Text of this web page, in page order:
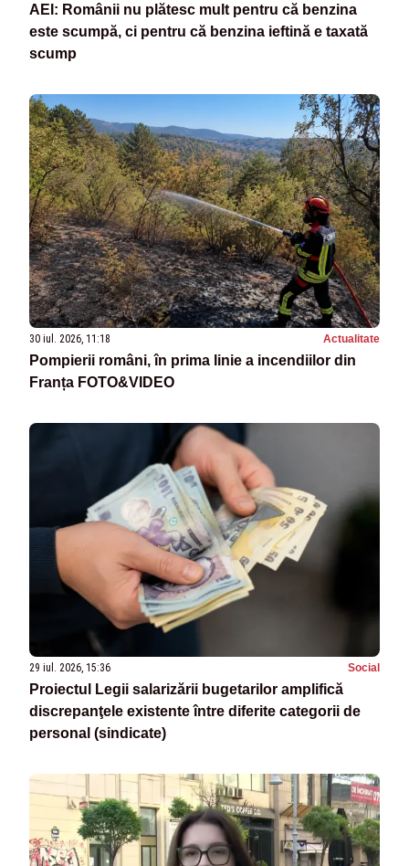
AEI: Românii nu plătesc mult pentru că benzina
este scumpă, ci pentru că benzina ieftină e taxată
scump
30 iul. 2026, 11:18 Actualitate
Pompierii români, în prima linie a incendiilor din
Franța FOTO&VIDEO
29 iul. 2026, 15:36 Social
Proiectul Legii salarizării bugetarilor amplifică
discrepanţele existente între diferite categorii de
personal (sindicate)